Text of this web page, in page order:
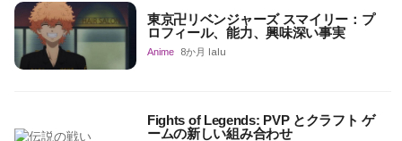
東京卍リベンジャーズ スマイリー：プ
ロフィール、能力、興味深い事実
Anime 8か月 lalu
Fights of Legends: PVP とクラフト ゲ
ームの新しい組み合わせ